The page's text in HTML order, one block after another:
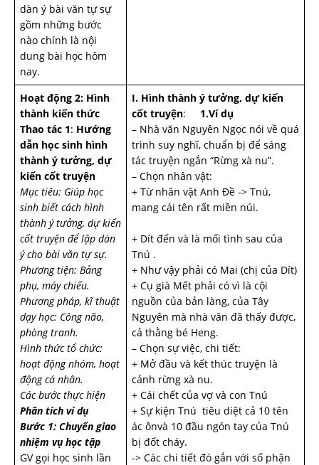
dàn ý bài văn tự sự
gồm những bước
nào chính là nội
dung bài học hôm
nay.
Hoạt động 2: Hình
thành kiến thức
Thao tác 1: Hướng
dẫn học sinh hình
thành ý tưởng, dự
kiến cốt truyện
Mục tiêu: Giúp học
sinh biết cách hình
thành ý tưởng, dự kiến
cốt truyện để lập dàn
ý cho bài văn tự sự.
Phương tiện: Bảng
phụ, máy chiếu.
Phương pháp, kĩ thuật
dạy học: Công não,
phòng tranh.
Hình thức tổ chức:
hoạt động nhóm, hoạt
động cá nhân.
Các bước thực hiện
Phân tích ví dụ
Bước 1: Chuyển giao
nhiệm vụ học tập
GV gọi học sinh lần
I. Hình thành ý tưởng, dự kiến
cốt truyện: 1.Ví dụ
– Nhà văn Nguyên Ngọc nói về quá
trình suy nghĩ, chuẩn bị để sáng
tác truyện ngắn “Rừng xà nu”.
– Chọn nhân vật:
+ Từ nhân vật Anh Đề -> Tnú,
mang cái tên rất miền núi.
+ Dít đến và là mối tình sau của
Tnú .
+ Như vậy phải có Mai (chị của Dít)
+ Cụ già Mết phải có vì là cội
nguồn của bản làng, của Tây
Nguyên mà nhà văn đã thấy được,
cả thằng bé Heng.
– Chọn sự việc, chi tiết:
+ Mở đầu và kết thúc truyện là
cảnh rừng xà nu.
+ Cái chết của vợ và con Tnú
+ Sự kiện Tnú tiêu diệt cả 10 tên
ác ônvà 10 đầu ngón tay của Tnú
bị đốt cháy.
-> Các chi tiết đó gắn với số phận